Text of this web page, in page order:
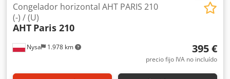
Nysa 1.978 km
Congelador horizontal AHT PARIS 210
(-) / (U)
AHT Paris 210
395 €
precio fijo IVA no incluído